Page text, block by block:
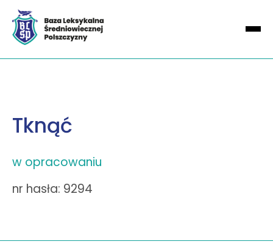
Tknąć
w opracowaniu
nr hasła: 9294